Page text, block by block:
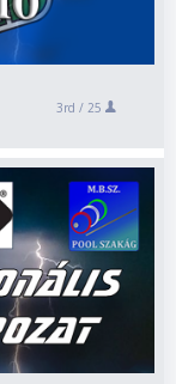
3rd / 25